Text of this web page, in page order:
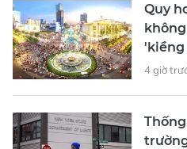
Quy
'kiềng
4 giờ